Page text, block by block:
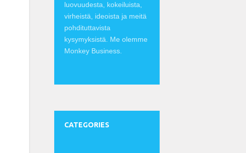
luovuudesta, kokeiluista,
virheistä, ideoista ja meitä
pohdituttavista
kysymyksistä. Me olemme
Monkey Business.
CATEGORIES